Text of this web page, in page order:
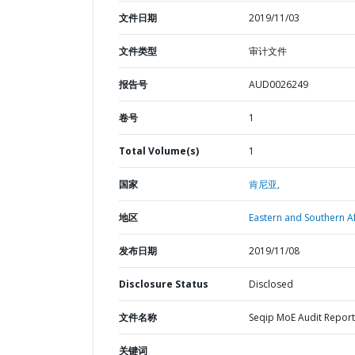
文件日期 2019/11/03
文件类型 审计文件
报告号 AUD0026249
卷号 1
Total Volume(s) 1
国家 肯尼亚,
地区 Eastern and Southern
发布日期 2019/11/08
Disclosure Status Disclosed
文件名称 Seqip MoE Audit Report
关键词